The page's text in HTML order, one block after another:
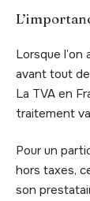
Lorsque
avant tout
La TVA en
traitement
Pour un
hors taxes,
son